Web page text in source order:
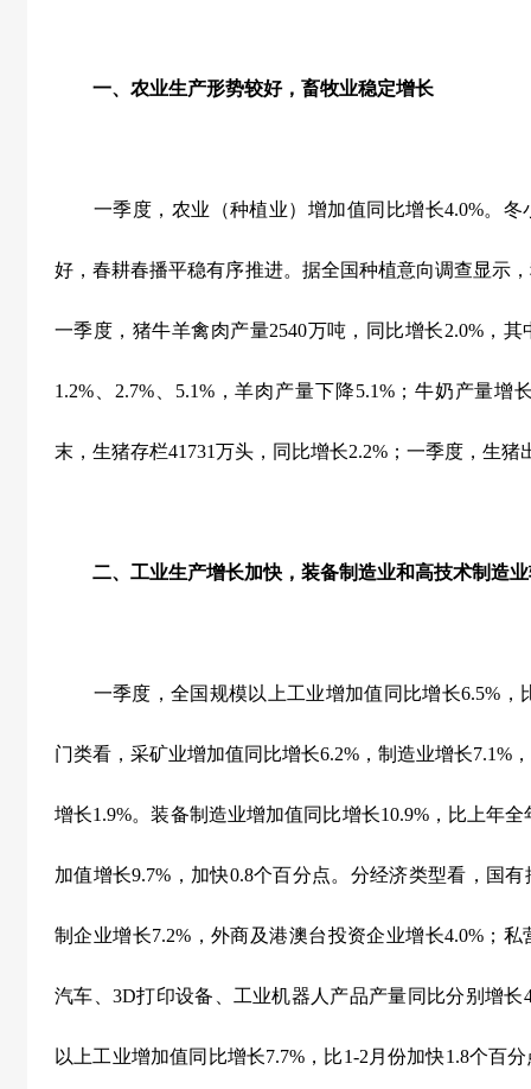
一、农业生产形势较好，畜牧业稳定增长
一季度，农业（种植业）增加值同比增长4.0%。冬
好，春耕春播平稳有序推进。据全国种植意向调查显示
一季度，猪牛羊禽肉产量2540万吨，同比增长2.0%，其
1.2% 2.7%、 5.1%，羊肉产量下降5.1%；牛奶产量增
末，生猪存栏41731万头，同比增长2.2% ；一季度，生猪
二、工业生产增长加快，装备制造业和高技术制造业
一季度，全国规模以上工业增加值同比增长6.5%
门类看，采矿业增加值同比增长6.2% ，制造业增长7.1%
增长1.9%。装备制造业增加值同比增长10.9%，比上年全
加值增长9.7% ，加快0.8个百分点。分经济类型看，国
制企业增长7.2% ，外商及港澳台投资企业增长4.0% ；
汽车、 3D打印设备、工业机器人产品产量同比分别增长
以上工业增加值同比增长7.7% ，比1-2 月份加快1.8个百分